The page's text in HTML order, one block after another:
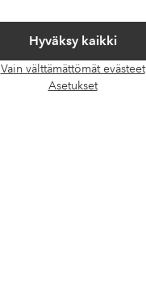
Hyväksy kaikki
Vain välttämättömät evästeet
Asetukset